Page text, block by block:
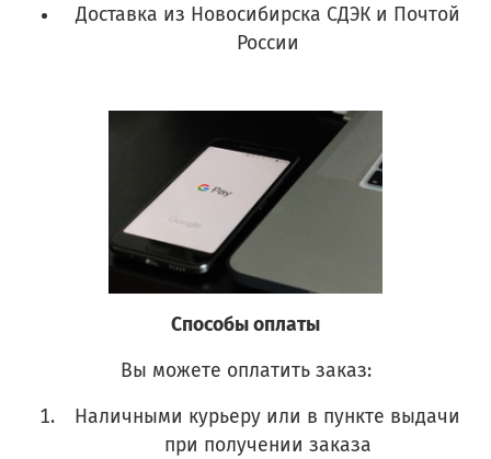
Доставка из Новосибирска СДЭК и Почтой
России
Способы оплаты
Вы можете оплатить заказ:
Наличными курьеру или в пункте выдачи
при получении заказа